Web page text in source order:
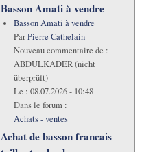
Basson Amati à vendre
Basson Amati à vendre
ParPierre Cathelain
Nouveau commentaire de :
ABDULKADER (nicht
überprüft)
Le : 08.07.2026 - 10:48
Dans le forum :
Achats - ventes
Achat de basson francais